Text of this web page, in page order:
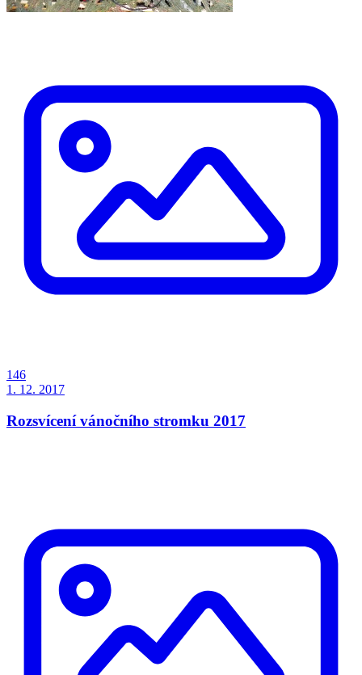
146
1. 12. 2017
Rozsvícení vánočního stromku 2017